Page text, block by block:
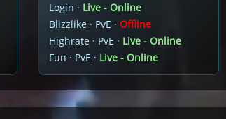
Login · Live - Online
Blizzlike · PvE · Offline
Highrate · PvE · Live - Online
Fun · PvE · Live - Online